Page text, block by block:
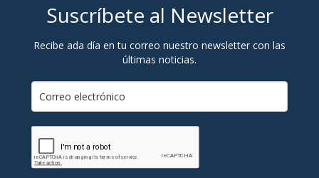
Suscríbete al Newsletter
Recibe ada día en tu correo nuestro newsletter con las
últimas noticias.